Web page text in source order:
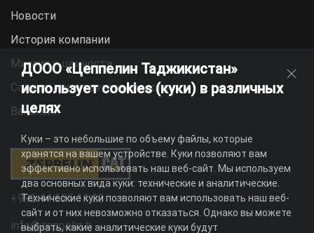
Новости
История компании
Миссия и ценности
Социальная ответственность
Вакансии
+992 44 625 11 22
info@zeppelin.tj
ДООО «Цеппелин Таджикистан»
использует cookies (куки) в различных
целях
Куки – это небольшие по объему файлы, которые
хранятся на вашем устройстве. Куки позволяют вам
эффективно использовать наш веб-сайт. Мы используем
два основных вида куки: технические и аналитические.
Технические куки позволяют вам использовать наш веб-
сайт и от них невозможно отказаться. Однако вы можете
выбрать, какие аналитические куки будут